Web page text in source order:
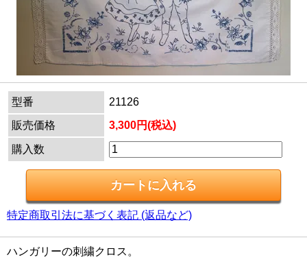
型番
21126
販売価格
3,300円(税込)
購入数
特定商取引法に基づく表記 (返品など)
ハンガリーの刺繍クロス。